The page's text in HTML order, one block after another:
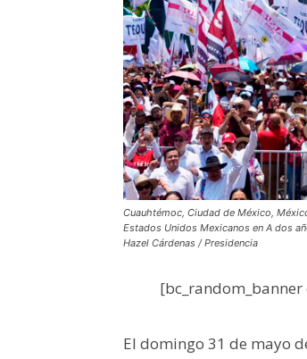
Cuauhtémoc, Ciudad de México,
Estados Unidos Mexicanos en A dos
Hazel Cárdenas / Presidencia
El domingo 31 de mayo